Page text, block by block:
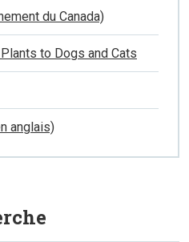
du Canada)
to Dogs and Cats
anglais)